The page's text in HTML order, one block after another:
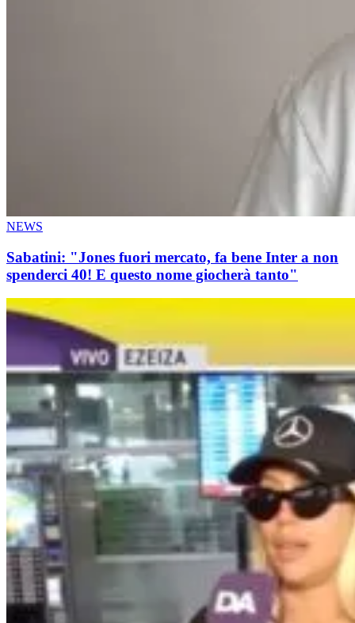
NEWS
Sabatini: "Jones fuori mercato, fa bene Inter a non
spenderci 40! E questo nome giocherà tanto"